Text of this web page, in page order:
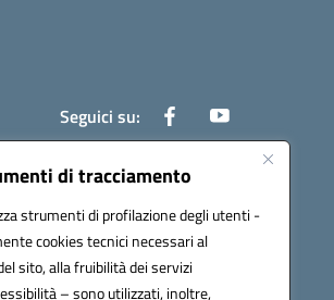
di tracciamento
strumenti di profilazione degli utenti -
cookies tecnici necessari al
sito, alla fruibilità dei servizi
– sono utilizzati, inoltre,
Seguici su: